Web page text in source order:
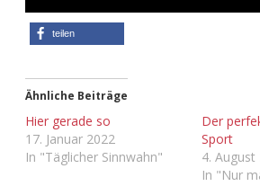
Adventskalender
Adventskalender
teilen
Ähnliche Beiträge
Hier gerade so
17. Januar 2022
In "Täglicher Sinnwahn"
Der
Sport
4. August
In "Nur